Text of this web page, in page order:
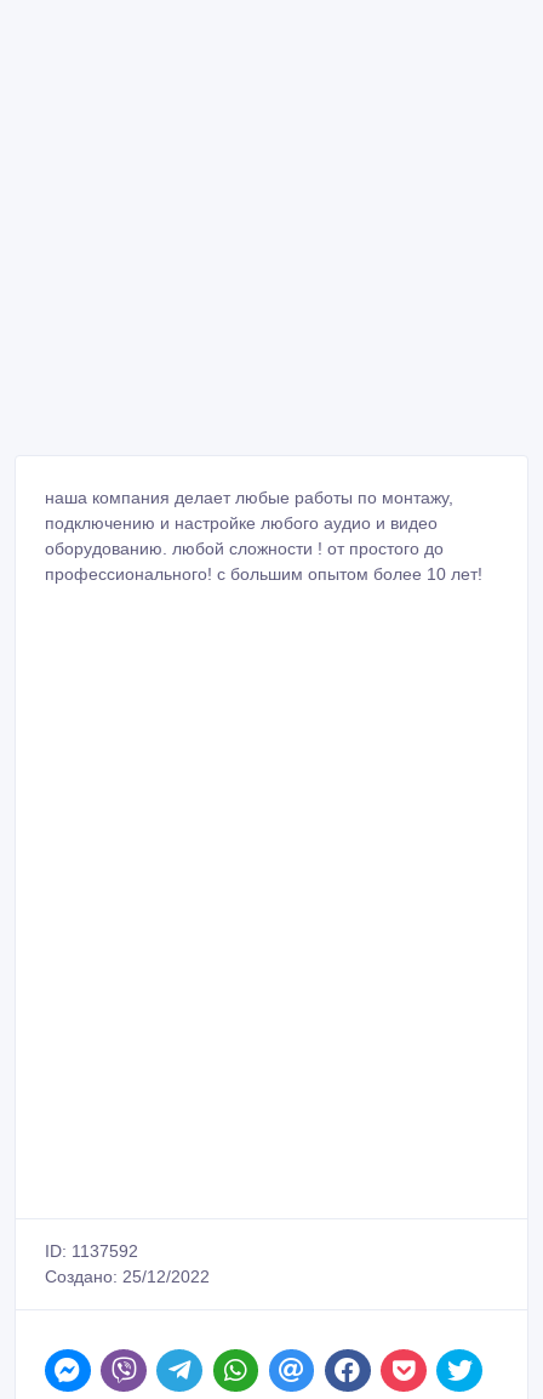
наша компания делает любые работы по монтажу,
подключению и настройке любого аудио и видео
оборудованию. любой сложности ! от простого до
профессионального! с большим опытом более 10 лет!
ID: 1137592
Создано: 25/12/2022